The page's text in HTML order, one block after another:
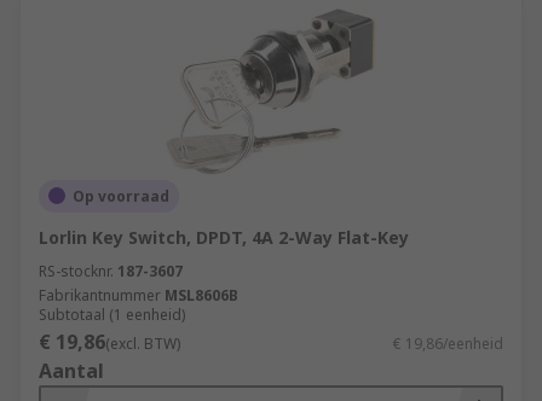
Op voorraad
Lorlin Key Switch, DPDT, 4A 2-Way Flat-Key
RS-stocknr. 187-3607
Fabrikantnummer MSL8606B
Subtotaal (1 eenheid)
€ 19,86(excl. BTW) € 19,86/eenheid
Aantal